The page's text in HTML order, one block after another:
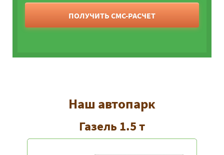
ПОЛУЧИТЬ СМС-РАСЧЕТ
Наш автопарк
Газель 1.5 т